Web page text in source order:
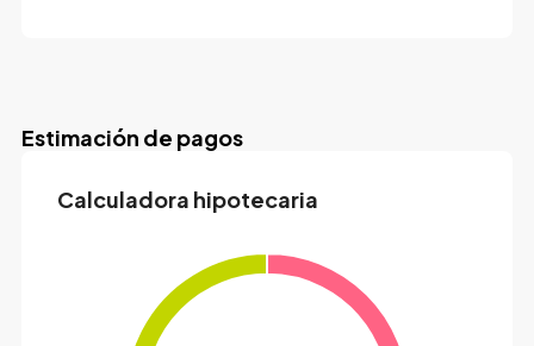
Estimación de pagos
Calculadora hipotecaria